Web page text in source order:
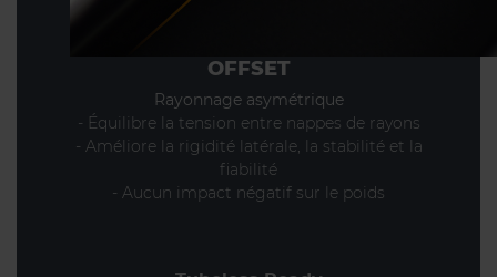
OFFSET
Rayonnage asymétrique
- Équilibre la tension entre nappes de rayons
- Améliore la rigidité latérale, la stabilité et la
fiabilité
- Aucun impact négatif sur le poids